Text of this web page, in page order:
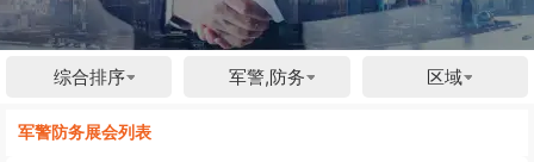
综合排序 军警,防务 区域
军警防务展会列表